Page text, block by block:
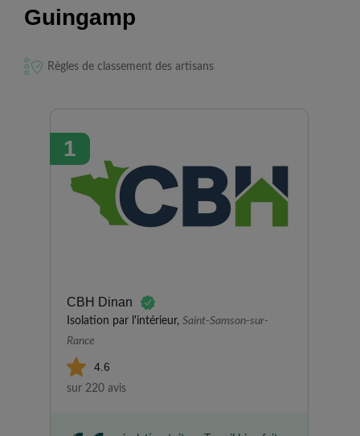
Guingamp
Règles de classement des artisans
1
CBH Dinan
Isolation par l'intérieur, Saint-Samson-sur-
Rance
4.6
sur 220 avis